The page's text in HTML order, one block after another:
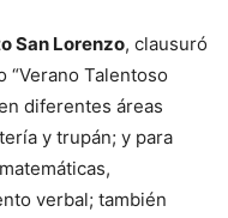
San Lorenzo, clausuró
“Verano Talentoso
diferentes áreas
y trupán; y para
verbal; también